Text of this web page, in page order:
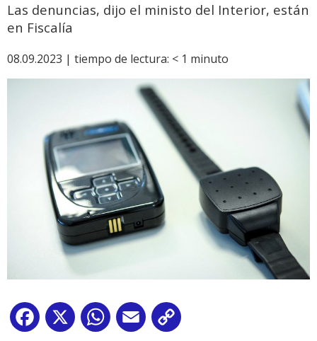
Las denuncias, dijo el ministo del Interior, están
en Fiscalía
08.09.2023 | tiempo de lectura: < 1 minuto
Facebook
X WhatsApp
Email